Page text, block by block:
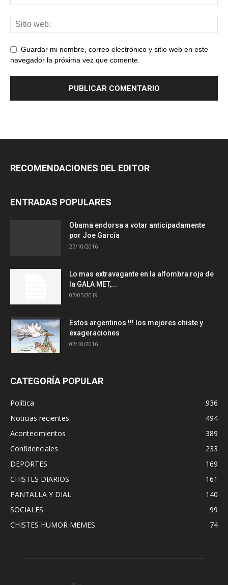
Guardar mi nombre, correo electrónico y sitio web en este
navegador la próxima vez que comente.
RECOMENDACIONES DEL EDITOR
ENTRADAS POPULARES
Obama endorsa a votar anticipadamente
por Joe García
27/10/2016
Lo mas extravagante en la alfombra roja de
la GALA MET,...
07/05/2019
Estos argentinos !!! los mejores chiste y
exageraciones
07/10/2016
CATEGORÍA POPULAR
Política
936
Noticias recientes
494
Acontecimientos
389
Confidenciales
233
DEPORTES
169
CHISTES DIARIOS
161
PANTALLA Y DIAL
140
SOCIALES
99
CHISTES HUMOR MEMES
74